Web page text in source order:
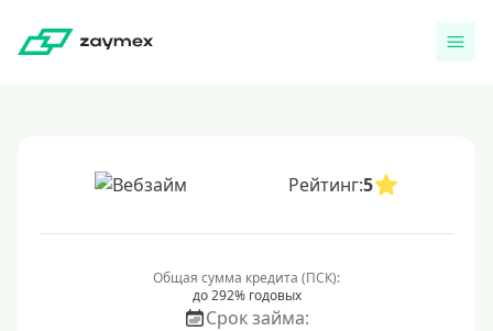
Рейтинг:5
Общая сумма кредита (ПСК):
до 292% годовых
Срок займа: